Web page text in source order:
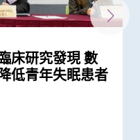
床研究發現 數
低青年失眠患者
程式有效評估抑
眼動睡眠期行為
屬更易出現腦退
精準精神醫學...
拉瓦爾大學進行
計劃 證實能有
究 發現抑鬱症
或是腦退化先兆
鬱症風險為一般
卷及早評估糖
少年精神問題獲
元
示大灣區躁鬱症
和精神狀況演
睡眠健康社區推
憂計劃」 以認
衡是柏金遜病非
為預防、介入
退化病帶來新...
動睡眠行為障
病家族遺傳傾
如便秘 可提...
腦刺激治療遲發
像分析」證有效
險 獲第49屆日
行認知活動可鞏
兒童及青少年與
呼籲關注睡眠
長新冠、情緒
絕大部分為60歲
家共同制定策
症患者
觀研究與培訓中
活及靜觀結合療
症風險
學青少年睡眠不
善長者認知能力
與臨床研究先
，身體和認知活
認知損害患者的
教育及改善計劃
園生活